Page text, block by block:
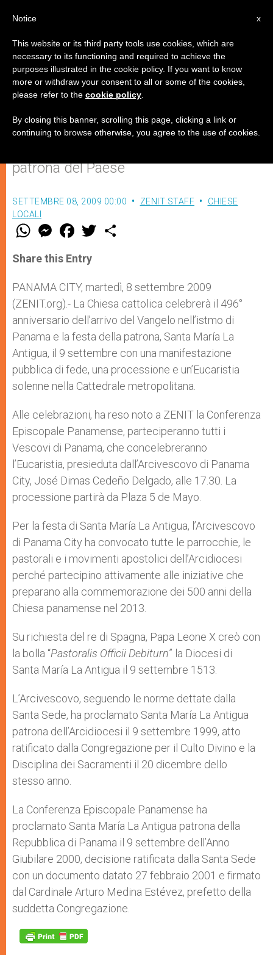
La Chiesa in Panama celebra i
496 anni della sua fondazione
patrona del Paese
SETTEMBRE 08, 2009 00:00 ZENIT STAFF
CHIESE
LOCALI
W
t
s
p
p
M
e
s
e
g
e
r
F
a
e
b
o
k
w
r
Share this Entry
PANAMA CITY, martedì, 8 settembre 2009
(ZENIT.org).- La Chiesa cattolica celebrerà il 496°
anniversario dell’arrivo del Vangelo nell’istmo di
Panama e la festa della patrona, Santa María La
Antigua, il 9 settembre con una manifestazione
pubblica di fede, una processione e un’Eucaristia
solenne nella Cattedrale metropolitana.
Alle celebrazioni, ha reso noto a ZENIT la Conferenza
Episcopale Panamense, parteciperanno tutti i
Vescovi di Panama, che concelebreranno
l’Eucaristia, presieduta dall’Arcivescovo di Panama
City, José Dimas Cedeño Delgado, alle 17.30. La
processione partirà da Plaza 5 de Mayo.
Per la festa di Santa María La Antigua, l’Arcivescovo
di Panama City ha convocato tutte le parrocchie, le
pastorali e i movimenti apostolici dell’Arcidiocesi
perché partecipino attivamente alle iniziative che
preparano alla commemorazione dei 500 anni della
Chiesa panamense nel 2013.
Su richiesta del re di Spagna, Papa Leone X creò con
la bolla “Pastoralis Officii Debiturn” la Diocesi di
Santa María La Antigua il 9 settembre 1513.
L’Arcivescovo, seguendo le norme dettate dalla
Santa Sede, ha proclamato Santa María La Antigua
patrona dell’Arcidiocesi il 9 settembre 1999, atto
ratificato dalla Congregazione per il Culto Divino e la
Disciplina dei Sacramenti il 20 dicembre dello
stesso anno.
La Conferenza Episcopale Panamense ha
proclamato Santa María La Antigua patrona della
Repubblica di Panama il 9 settembre dell’Anno
Giubilare 2000, decisione ratificata dalla Santa Sede
con un documento datato 27 febbraio 2001 e firmato
dal Cardinale Arturo Medina Estévez, prefetto della
suddetta Congregazione.
x
Notice
This website or its third party tools use cookies, which are
necessary to its functioning and required to achieve the
purposes illustrated in the cookie policy. If you want to know
more or withdraw your consent to all or some of the cookies,
please refer to the cookie policy
By closing this banner, scrolling this page, clicking a link or
continuing to browse otherwise, you agree to the use of cookies.